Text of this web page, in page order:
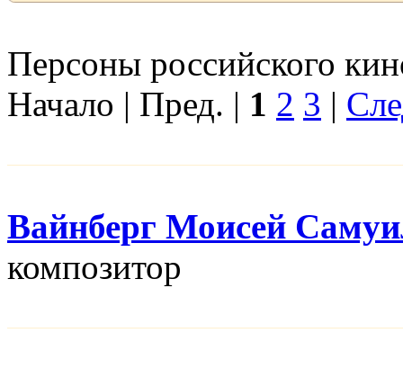
Персоны российского
Начало | Пред. | 1 2 3 |
Вайнберг Моисей
композитор